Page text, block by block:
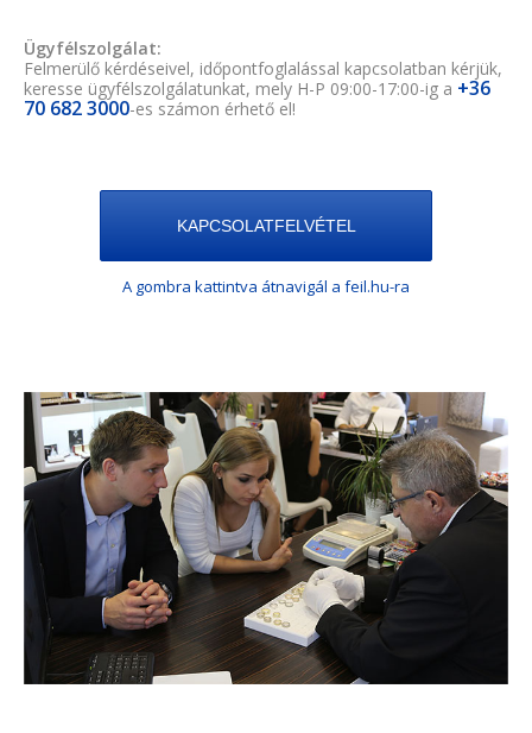
Ügyfélszolgálat:
Felmerülő kérdéseivel, időpontfoglalással kapcsolatban kérjük,
keresse ügyfélszolgálatunkat, mely H-P 09:00-17:00-ig a +36
70 682 3000-es számon érhető el!
KAPCSOLATFELVÉTEL
A gombra kattintva átnavigál a feil.hu-ra